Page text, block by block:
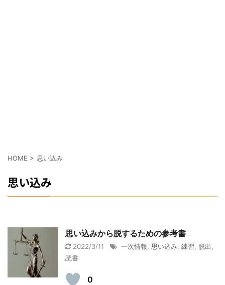
HOME > 思い込み
思い込み
思い込みから脱するための参考書
2022/3/11 一次情報 思い込み 練習 脱出
読書
0